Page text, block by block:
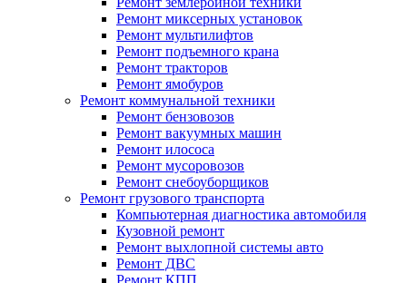
Ремонт миксерных установок
Ремонт мультилифтов
Ремонт подъемного крана
Ремонт тракторов
Ремонт ямобуров
Ремонт коммунальной техники
Ремонт бензовозов
Ремонт вакуумных машин
Ремонт илососа
Ремонт мусоровозов
Ремонт снебоуборщиков
Ремонт грузового транспорта
Компьютерная диагностика автомобиля
Кузовной ремонт
Ремонт выхлопной системы авто
Ремонт ДВС
Ремонт КПП